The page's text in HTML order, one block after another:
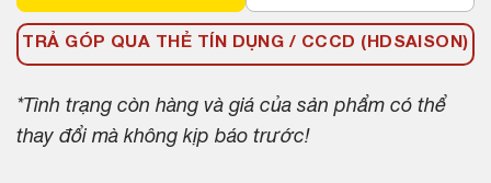
TRẢ GÓP QUA THẺ TÍN DỤNG / CCCD (HDSAISON)
*Tình trạng còn hàng và giá của sản phẩm có thể
thay đổi mà không kịp báo trước!